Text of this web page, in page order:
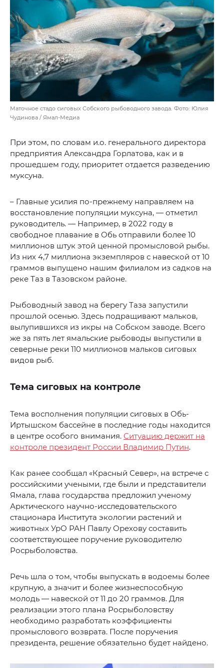
Маточное стадо сиговых Собского рыбоводного завода. Фото: Юлия
Чудинова / Ямал-Медиа
При этом, по словам и.о. генерального директора
предприятия Александра Горлатова, как и в
прошедшем году, приоритет отдается разведению
муксуна.
– Главные усилия по-прежнему направляем на
восстановление популяции муксуна, — отметил
руководитель. — Например, в 2022 году в
свободное плавание в Обь отправили более 10
миллионов штук этой ценной промысловой рыбы.
Из них 4,7 миллиона экземпляров с навеской от 10
граммов выпущено нашим филиалом из садков на
реке Таз в Тазовском районе.
Рыбоводный завод на берегу Таза запустили
прошлой осенью. Здесь подращивают мальков,
вылупившихся из икры на Собском заводе. Всего
же за пять лет ямальские рыбоводы выпустили в
северные реки 110 миллионов мальков сиговых
видов рыб.
Тема сиговых на контроле
Тема восполнения популяции сиговых в Обь-
Иртышском бассейне в последние годы находится
в центре особого внимания. Ситуацию держит на
контроле президент России Владимир Путин.
Как ранее сообщал «Красный Север», на встрече с
российскими учеными, где были и представители
Ямала, глава государства предложил ученому
Арктического научно-исследовательского
стационара Института экологии растений и
животных УрО РАН Павлу Орехову составить
соответствующее поручение руководителю
Росрыболовства.
Речь шла о том, чтобы выпускать в водоемы более
крупную, а значит и более жизнеспособную
молодь — навеской от 11 до 20 граммов. Для
реализации этого плана Росрыболовству
необходимо разработать коэффициенты
промыслового возврата. После поручения
президента, решение обязательно будет найдено.